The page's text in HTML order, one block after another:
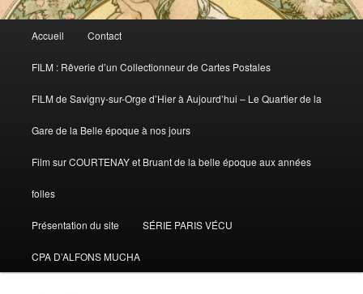
principal
Accueil Contact
FILM : Rêverie d’un Collectionneur de Cartes Postales
FILM de Savigny-sur-Orge d’Hier à Aujourd’hui – Le Quartier de la
Gare de la Belle époque à nos jours
Film sur COURTENAY et Bruant de la belle époque aux années
folles
Présentation du site SÉRIE PARIS VÉCU
CPA D’ALFONS MUCHA